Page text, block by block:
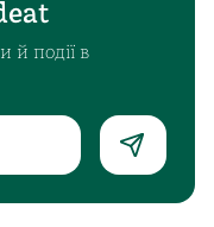
й події в